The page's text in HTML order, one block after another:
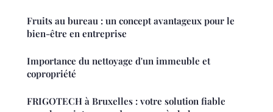
Fruits au bureau : un concept avantageux pour le
bien-être en entreprise
Importance du nettoyage d'un immeuble et
copropriété
FRIGOTECH à Bruxelles : votre solution fiable